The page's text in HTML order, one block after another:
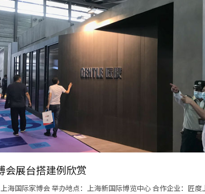
会展台搭建例欣赏
海国际家博会 举办地点：上海新国际博览中心 合作企业：匠度